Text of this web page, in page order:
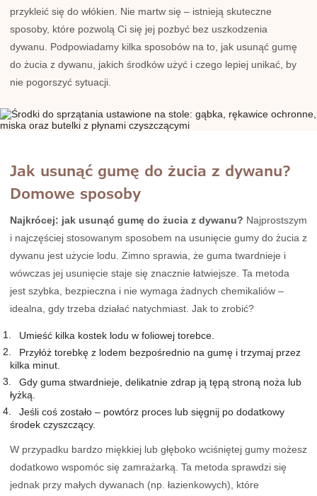
przykleić się do włókien. Nie martw się – istnieją skuteczne
sposoby, które pozwolą Ci się jej pozbyć bez uszkodzenia
dywanu. Podpowiadamy kilka sposobów na to, jak usunąć gumę
do żucia z dywanu, jakich środków użyć i czego lepiej unikać, by
nie pogorszyć sytuacji.
Jak usunąć gumę do żucia z dywanu?
Domowe sposoby
Najkrócej: jak usunąć gumę do żucia z dywanu? Najprostszym
i najczęściej stosowanym sposobem na usunięcie gumy do żucia z
dywanu jest użycie lodu. Zimno sprawia, że guma twardnieje i
wówczas jej usunięcie staje się znacznie łatwiejsze. Ta metoda
jest szybka, bezpieczna i nie wymaga żadnych chemikaliów –
idealna, gdy trzeba działać natychmiast. Jak to zrobić?
Umieść kilka kostek lodu w foliowej torebce.
Przyłóż torebkę z lodem bezpośrednio na gumę i trzymaj przez
kilka minut.
Gdy guma stwardnieje, delikatnie zdrap ją tępą stroną noża lub
łyżką.
Jeśli coś zostało – powtórz proces lub sięgnij po dodatkowy
środek czyszczący.
W przypadku bardzo miękkiej lub głęboko wciśniętej gumy możesz
dodatkowo wspomóc się zamrażarką. Ta metoda sprawdzi się
jednak przy małych dywanach (np. łazienkowych), które